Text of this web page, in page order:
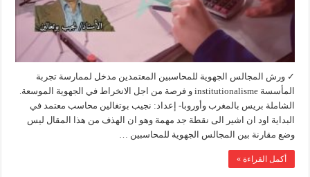
✓ ورش المجالس الجهوية للمحاسبين المعتمدين مدخل لممارسة تجربة
المأسسة institutionalisme و فرصة من اجل الانخراط في الجهوية الموسعة.
الشاملة بريس بالمغرب وأوروبا- إعداد: نجيب بوتغالين محاسب معتمد في
البداية اود ان اشير الى نقطة جد مهمة وهو ان الهذف من هذا المقال ليس
وضع مقارنة بين المجالس الجهوية للمحاسبين …
أكمل القراءة »